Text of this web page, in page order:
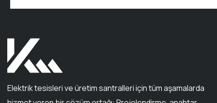
Elektrik tesisleri ve üretim santralleri için tüm aşamalarda